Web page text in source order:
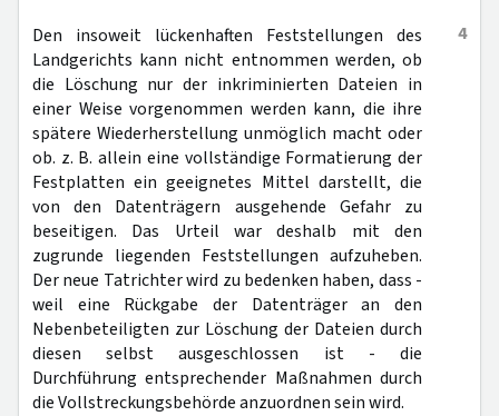
4
Den insoweit lückenhaften Feststellungen des
Landgerichts kann nicht entnommen werden, ob
die Löschung nur der inkriminierten Dateien in
einer Weise vorgenommen werden kann, die ihre
spätere Wiederherstellung unmöglich macht oder
ob. z. B. allein eine vollständige Formatierung der
Festplatten ein geeignetes Mittel darstellt, die
von den Datenträgern ausgehende Gefahr zu
beseitigen. Das Urteil war deshalb mit den
zugrunde liegenden Feststellungen aufzuheben.
Der neue Tatrichter wird zu bedenken haben, dass -
weil eine Rückgabe der Datenträger an den
Nebenbeteiligten zur Löschung der Dateien durch
diesen selbst ausgeschlossen ist - die
Durchführung entsprechender Maßnahmen durch
die Vollstreckungsbehörde anzuordnen sein wird.